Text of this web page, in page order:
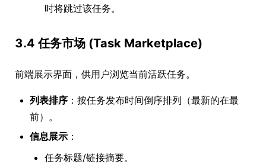
时将跳过该任务。
3.4 任务市场 (Task Marketplace)
前端展示界面，供用户浏览当前活跃任务。
列表排序 ：按任务发布时间倒序排列（最新的在最
前）。
信息展示 ：
任务标题/链接摘要。